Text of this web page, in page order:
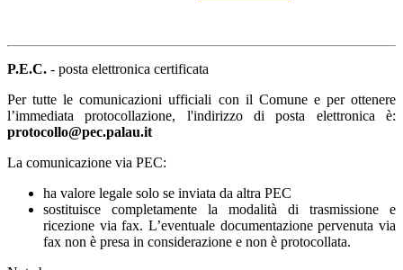
P.E.C. - posta elettronica certificata
Per tutte le comunicazioni ufficiali con il Comune e per ottenere
l’immediata protocollazione, l'indirizzo di posta elettronica è:
protocollo@pec.palau.it
La comunicazione via PEC:
ha valore legale solo se inviata da altra PEC
sostituisce completamente la modalità di trasmissione e
ricezione via fax. L’eventuale documentazione pervenuta via
fax non è presa in considerazione e non è protocollata.